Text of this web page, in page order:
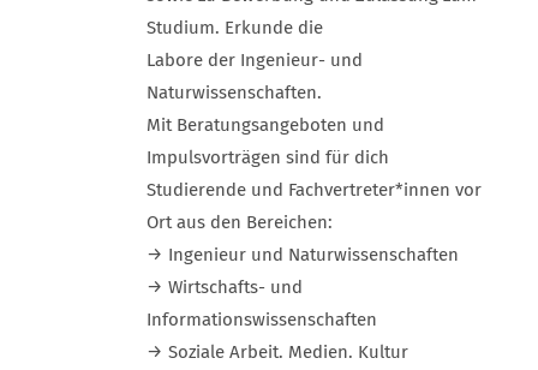
Studium. Erkunde die
Labore der Ingenieur- und
Naturwissenschaften.
Mit Beratungsangeboten und
Impulsvorträgen sind für dich
Studierende und Fachvertreter*innen vor
Ort aus den Bereichen:
→ Ingenieur und Naturwissenschaften
→ Wirtschafts- und
Informationswissenschaften
→ Soziale Arbeit. Medien. Kultur